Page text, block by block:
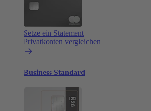
Setze ein Statement
Privatkonten vergleichen
Business Standard